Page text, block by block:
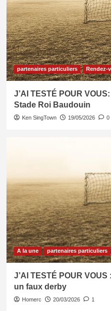
partenaires particuliers Rendez-
J’AI TESTÉ POUR
Stade Roi Baudouin
Ken SingTown 19/05/2026 0
A la une partenaires particuliers
J’AI TESTÉ POUR
un faux derby
Homerc 20/03/2026 1